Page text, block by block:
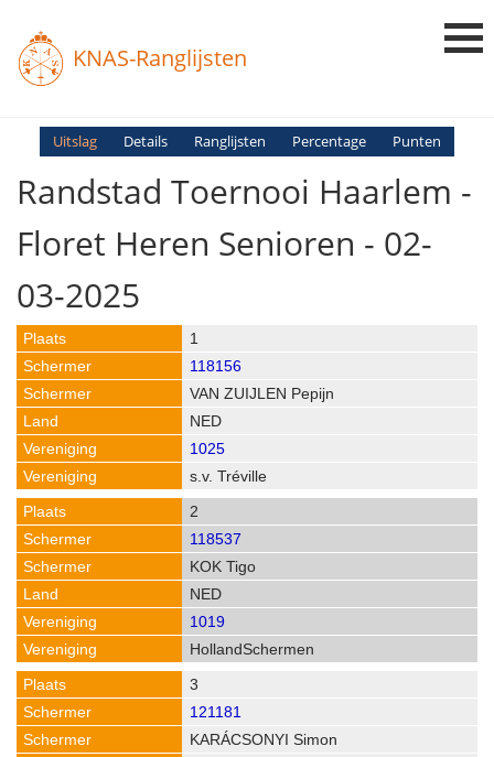
KNAS-Ranglijsten
Login
Ranglijsten
Uitslag Details Ranglijsten Percentage Punten
Randstad Toernooi Haarlem -
Floret Heren Senioren - 02-
03-2025
1
118156
VAN ZUIJLEN Pepijn
NED
1025
s.v. Tréville
2
118537
KOK Tigo
NED
1019
HollandSchermen
3
121181
KARÁCSONYI Simon